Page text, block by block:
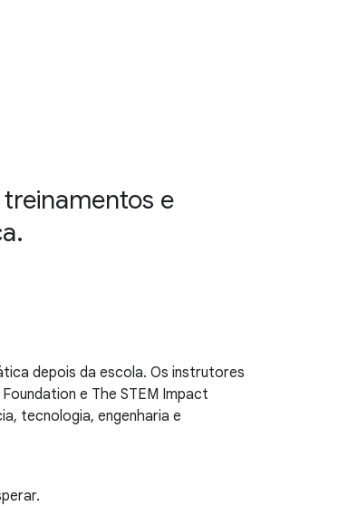
e
depois da escola. Os instrutores
e The STEM Impact
tecnologia, engenharia e